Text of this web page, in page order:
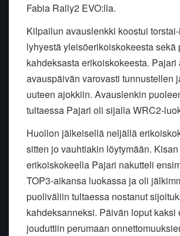
Fabia Rally2 EVO:lla.
Kilpailun avauslenkki koostui
lyhyestä yleisöerikoiskokeesta sekä
kahdeksasta erikoiskokeesta. Pajari
avauspäivän varovasti tunnustellen
uuteen ajokkiin. Avauslenkin
tultaessa Pajari oli sijalla WRC2-
Huollon jälkeisellä neljällä
sitten jo vauhtiakin löytymään.
erikoiskokeella Pajari nakutteli
TOP3-aikansa luokassa ja oli
puoliväliin tultaessa nostanut
kahdeksanneksi. Päivän loput kaksi
jouduttiin perumaan